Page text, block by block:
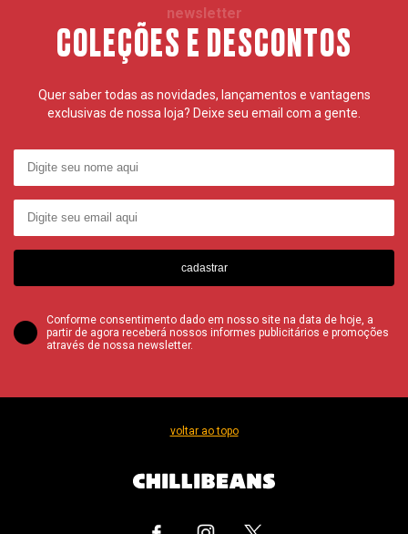
newsletter
COLEÇÕES E DESCONTOS
Quer saber todas as novidades, lançamentos e vantagens
exclusivas de nossa loja? Deixe seu email com a gente.
cadastrar
Conforme consentimento dado em nosso site na data de hoje, a
partir de agora receberá nossos informes publicitários e promoções
através de nossa newsletter.
voltar ao topo